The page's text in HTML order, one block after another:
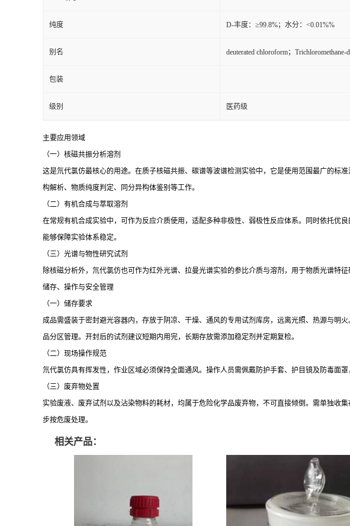
纯度 D-丰度：≥99.8%；水分：<0.01%%
别名 deuterated chloroform；Trichloromethane-d
包装
级别 医药级
主要应用领域
（一）核磁共振分析溶剂
这是氘代氯仿最核心的用途。在质子核磁共振、碳谱等波谱检测实验中，它是使用范围最广的标
构解析、物质纯度判定、同分异构体鉴别等工作。
（二）有机合成与萃取溶剂
在常规有机合成实验中，可作为反应介质使用，适配多种非极性、弱极性反应体系。同时依托优
能够保障实验体系稳定。
（三）光谱与物性研究试剂
除核磁分析外，氘代氯仿也可作为红外光谱、拉曼光谱实验的参比介质与溶剂，用于物质光谱特
储存、操作与安全管理
（一）储存要求
成品需盛装于密封避光容器内，存放于阴凉、干燥、通风的专用试剂库房，远离光照、热源与明
品分区管理。开封后的试剂建议短期内用完，长期存放需添加稳定剂并定期复检。
（二）现场操作规范
氘代氯仿具有挥发性，作业区域必须保持全面通风。操作人员需佩戴防护手套、护目镜及防毒面
（三）废弃物处置
实验废液、废弃试剂以及沾染物料的耗材，均属于危险化学品废弃物，不可直接倾倒。需单独收
步按危废处理。
相关产品：